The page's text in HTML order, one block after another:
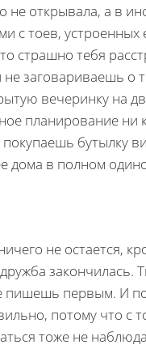
не открывала, а в
с тоев, устроенных
страшно тебя
заговариваешь о
вечеринку на
планирование ни
бутылку
дома в полном
не остается,
закончилась.
пишешь первым. И
потому что с
тоже не